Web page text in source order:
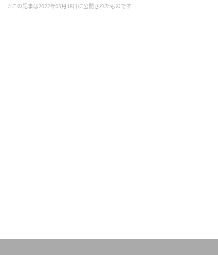
※この記事は2022年05月18日に公開されたものです